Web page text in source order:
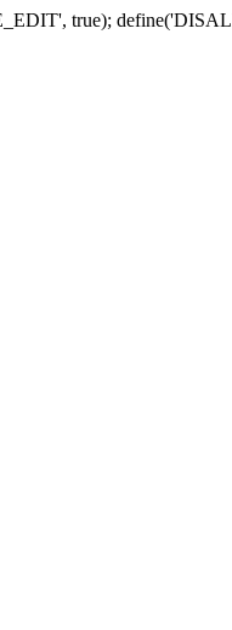
true);